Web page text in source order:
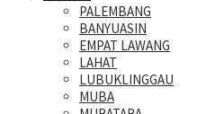
PALEMBANG
BANYUASIN
EMPAT LAWANG
LAHAT
LUBUKLINGGAU
MUBA